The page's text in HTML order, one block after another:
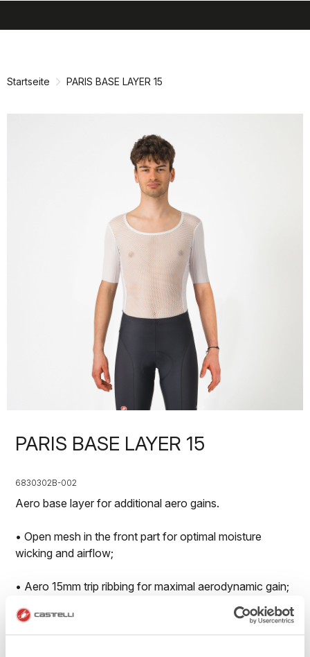
Startseite PARIS BASE LAYER 15
PARIS BASE LAYER 15
6830302B-002
Aero base layer for additional aero gains.
• Open mesh in the front part for optimal moisture
wicking and airflow;
• Aero 15mm trip ribbing for maximal aerodynamic gain;
• Available in long sleeve, shorts leeve and sleveless on